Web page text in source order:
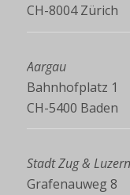
CH-8004 Zürich
Aargau
Bahnhofplatz 1
CH-5400 Baden
Stadt Zug & Luzern
Grafenauweg 8